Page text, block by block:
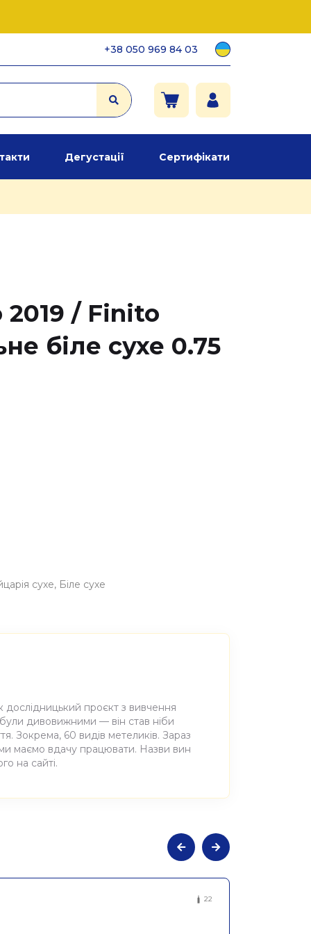
+38 050 969 84 03
Дегустації Сертифікати
/ Finito
біле сухе 0.75
сухе Біле сухе
проєкт з вивчення
дивовижними — він став ніби
Зокрема, 60 видів метеликів. Зараз
маємо вдачу працювати. Назви вин
на сайті.
22